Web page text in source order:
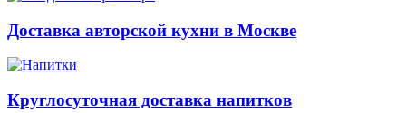
Доставка авторской кухни в Москве
Круглосуточная доставка напитков